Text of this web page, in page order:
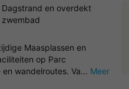
Dagstrand en overdekt
zwembad
Maasplassen en
op Parc
wandelroutes. Va... Meer